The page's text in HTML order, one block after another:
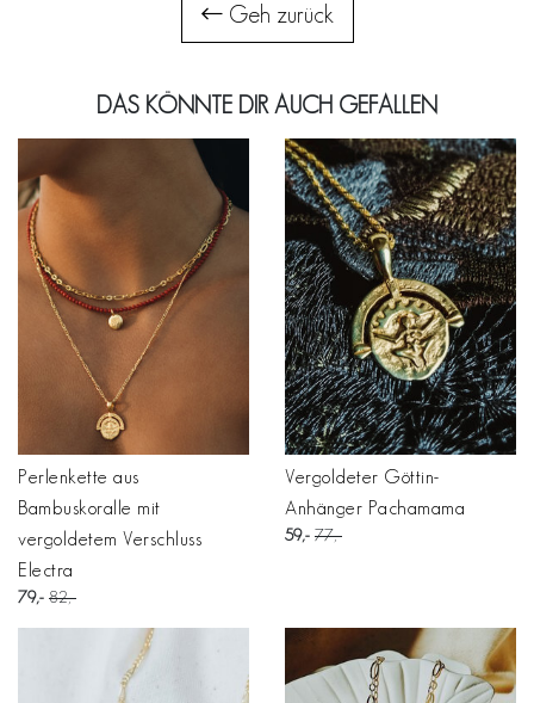
Geh zurück
DAS KÖNNTE DIR AUCH GEFALLEN
Perlenkette aus
Bambuskoralle mit
vergoldetem Verschluss
Electra
79 82
Vergoldeter Göttin-
Anhänger Pachamama
59 77